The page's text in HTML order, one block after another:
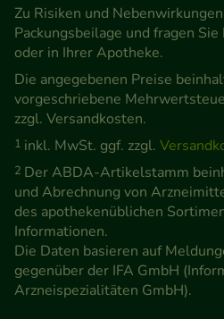
Informationen über die Art
unserer Website sammeln,
unsere Website weiter für
den Inhalt auf unserer
Werbung auf Drittseiten
zu gestalten. Bitte beachten
teilweise an Dritte wie z.B.
Medien übertragen werden.
Zu Risiken und
Packungsbeilage und fragen
oder in Ihrer Apotheke.
Die angegebenen Preise
vorgeschriebene
zzgl. Versandkosten.
1 inkl. MwSt. ggf. zzgl.
2 Der ABDA-Artikelstamm
und Abrechnung von
des apothekenüblichen
Informationen.
Die Daten basieren auf
gegenüber der IFA GmbH
Arzneispezialitäten GmbH).